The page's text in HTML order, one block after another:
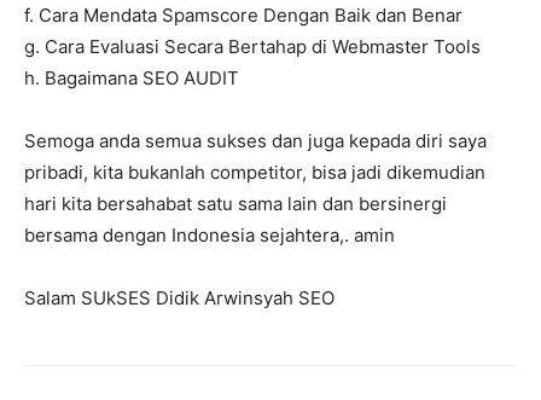
f. Cara Mendata Spamscore Dengan Baik dan Benar
g. Cara Evaluasi Secara Bertahap di Webmaster Tools
h. Bagaimana SEO AUDIT
Semoga anda semua sukses dan juga kepada diri saya
pribadi, kita bukanlah competitor, bisa jadi dikemudian
hari kita bersahabat satu sama lain dan bersinergi
bersama dengan Indonesia sejahtera,. amin
Salam SUkSES Didik Arwinsyah SEO